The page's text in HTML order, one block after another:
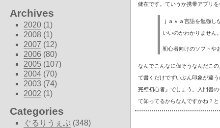
健在です。ていうか携帯アプリ
ｊａｖａ言語を勉強
いいのかわかりません
初心者向けのソフトや
なんでこんなに偉そうなんだこ
て書くだけでずいぶん印象が違
完璧初心者』でしょう。入門書
て知ってるからなんですかね？
Archives
2020 (1)
2008 (1)
2007 (12)
2006 (80)
2005 (107)
2004 (70)
2003 (74)
2002 (1)
Categories
ぐるりうぇぶ (348)